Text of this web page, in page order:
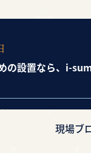
の設置なら、i-
！信じていいの？
現場ブ